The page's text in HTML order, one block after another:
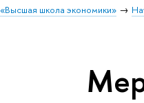
школа экономики»